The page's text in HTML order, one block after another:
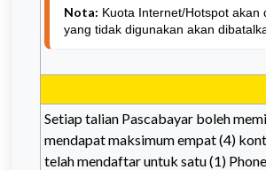
Nota: Kuota Internet/Hotspot
yang tidak digunakan akan
Setiap talian Pascabayar boleh
mendapat maksimum empat (4)
telah mendaftar untuk satu (1)